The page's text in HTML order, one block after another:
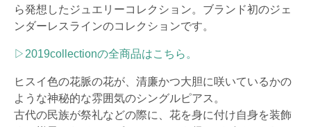
ら発想したジュエリーコレクション。ブランド初のジェ
ンダーレスラインのコレクションです。
▷2019collectionの全商品はこちら。
ヒスイ色の花脈の花が、清廉かつ大胆に咲いているかの
ような神秘的な雰囲気のシングルピアス。
古代の民族が祭礼などの際に、花を身に付け自身を装飾